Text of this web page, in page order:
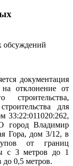
обсуждений
документация
на отклонение от
строительства,
для
33:22:011020:262,
город Владимир
Гора, дом 3/12, в
от границ
с 3 метров до 1
до 0,5 метров.